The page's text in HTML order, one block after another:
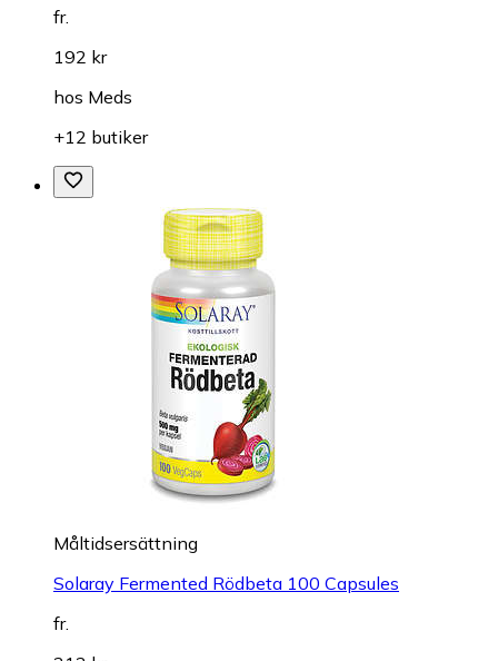
fr.
192 kr
hos Meds
+12 butiker
Måltidsersättning
Solaray Fermented Rödbeta 100 Capsules
fr.